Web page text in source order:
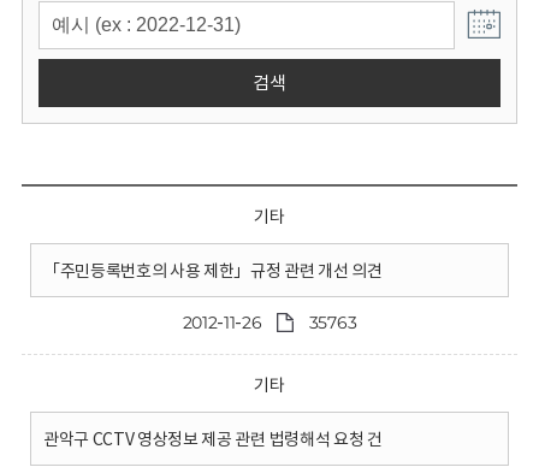
검색
기타
「주민등록번호의 사용 제한」규정 관련 개선 의견
2012-11-26 35763
기타
관악구 CCTV 영상정보 제공 관련 법령해석 요청 건